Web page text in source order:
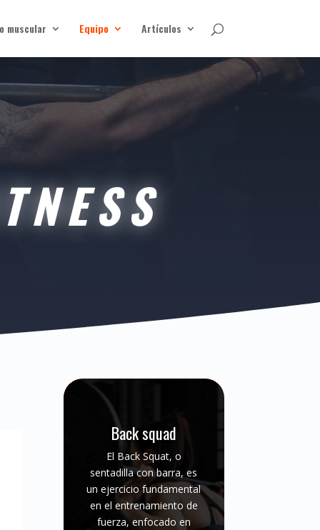
muscular Equipo Artículos
Back squad
El Back Squat, o
sentadilla con barra, es
un ejercicio fundamental
en el entrenamiento de
fuerza, enfocado en